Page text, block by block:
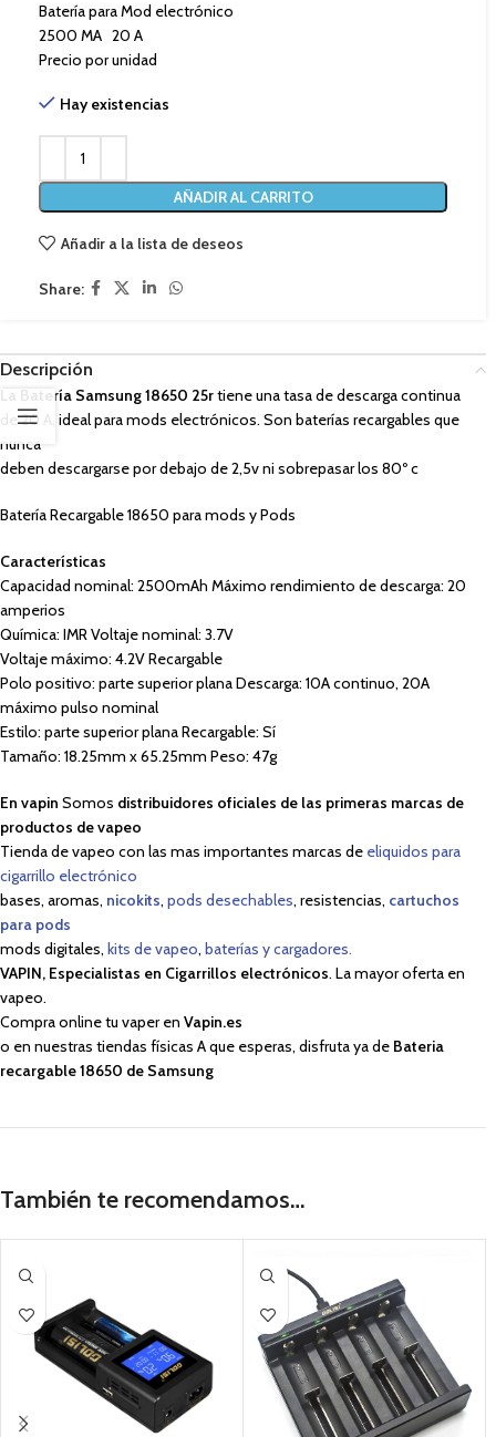
Batería para Mod electrónico
2500 MA 20 A
Precio por unidad
Hay existencias
AÑADIR AL CARRITO
Añadir a la lista de deseos
Share:
Descripción
La Batería Samsung 18650 25rtiene una tasa de descarga continua
de 20 A, ideal para mods electrónicos. Son baterías recargables que
nunca
deben descargarse por debajo de 2,5v ni sobrepasar los 80º c
Batería Recargable 18650 para mods y Pods
Características
Capacidad nominal: 2500mAh Máximo rendimiento de descarga: 20
amperios
Química: IMR Voltaje nominal: 3.7V
Voltaje máximo: 4.2V Recargable
Polo positivo: parte superior plana Descarga: 10A continuo, 20A
máximo pulso nominal
Estilo: parte superior plana Recargable: Sí
Tamaño: 18.25mm x 65.25mm Peso: 47g
En vapin Somos distribuidores oficiales de las primeras marcas de
productos de vapeo
Tienda de vapeo con las mas importantes marcas de eliquidos para
cigarrillo electrónico
bases, aromas, nicokits, pods desechables, resistencias, cartuchos
para pods
mods digitales, kits de vapeo, baterías y cargadores.
VAPIN, Especialistas en Cigarrillos electrónicos. La mayor oferta en
vapeo.
Compra online tu vaper en Vapin.es
o en nuestras tiendas físicas A que esperas, disfruta ya de Bateria
recargable 18650 de Samsung
También te recomendamos…